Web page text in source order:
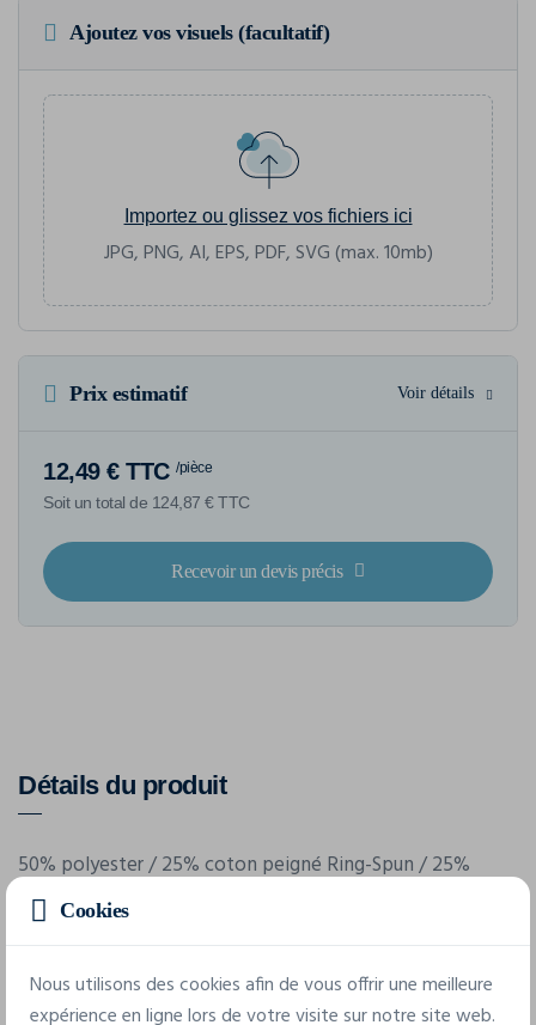
Ajoutez vos visuels (facultatif)
Importez ou glissez vos fichiers ici
JPG, PNG, AI, EPS, PDF, SVG (max. 10mb)
Prix estimatif Voir détails
12,49 € TTC /pièce
Soit un total de 124,87 € TTC
Recevoir un devis précis
Détails du produit
50% polyester / 25% coton peigné Ring-Spun / 25%
rayon. Matière Triblend "mélangée". T-shirt col rond
manches courtes. Coupe ajustée. Surface lisse et uniforme
textile. Étiquette détachable, facile à ré-étiqueter.
Cookies
Nous utilisons des cookies afin de vous offrir une meilleure
expérience en ligne lors de votre visite sur notre site web.